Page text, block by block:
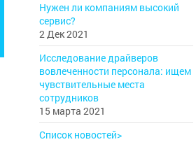
Нужен ли компаниям высокий
сервис?
2 Дек 2021
Исследование драйверов
вовлеченности персонала: ищем
чувствительные места
сотрудников
15 марта 2021
Список новостей>